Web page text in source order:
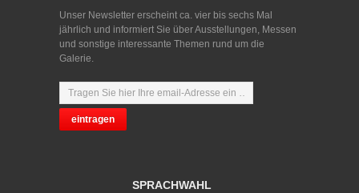
Unser Newsletter erscheint ca. vier bis sechs Mal
jährlich und informiert Sie über Ausstellungen, Messen
und sonstige interessante Themen rund um die
Galerie.
SPRACHWAHL